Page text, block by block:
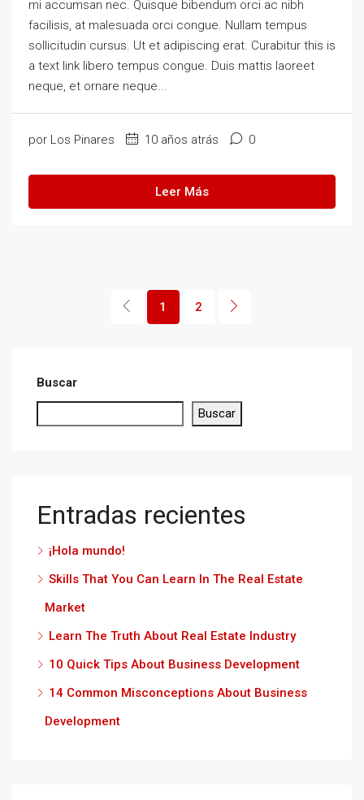
mi accumsan nec. Quisque bibendum orci ac nibh
facilisis, at malesuada orci congue. Nullam tempus
sollicitudin cursus. Ut et adipiscing erat. Curabitur this is
a text link libero tempus congue. Duis mattis laoreet
neque, et ornare neque...
por Los Pinares 10 años atrás 0
Leer Más
1 2
Buscar
Buscar
Entradas recientes
¡Hola mundo!
Skills That You Can Learn In The Real Estate
Market
Learn The Truth About Real Estate Industry
10 Quick Tips About Business Development
14 Common Misconceptions About Business
Development